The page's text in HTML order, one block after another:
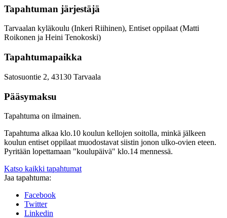
Tapahtuman järjestäjä
Tarvaalan kyläkoulu (Inkeri Riihinen), Entiset oppilaat (Matti
Roikonen ja Heini Tenokoski)
Tapahtumapaikka
Satosuontie 2, 43130 Tarvaala
Pääsymaksu
Tapahtuma on ilmainen.
Tapahtuma alkaa klo.10 koulun kellojen soitolla, minkä jälkeen
koulun entiset oppilaat muodostavat siistin jonon ulko-ovien eteen.
Pyritään lopettamaan "koulupäivä" klo.14 mennessä.
Katso kaikki tapahtumat
Jaa tapahtuma:
Facebook
Twitter
Linkedin